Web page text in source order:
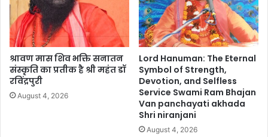
श्रावण मास शिव भक्ति सनातन
संस्कृति का प्रतीक है श्री महंत डॉ
रविंद्रपुरी
August 4, 2026
Lord Hanuman: The Eternal
Symbol of Strength,
Devotion, and Selfless
Service Swami Ram Bhajan
Van panchayati akhada
Shri niranjani
August 4, 2026